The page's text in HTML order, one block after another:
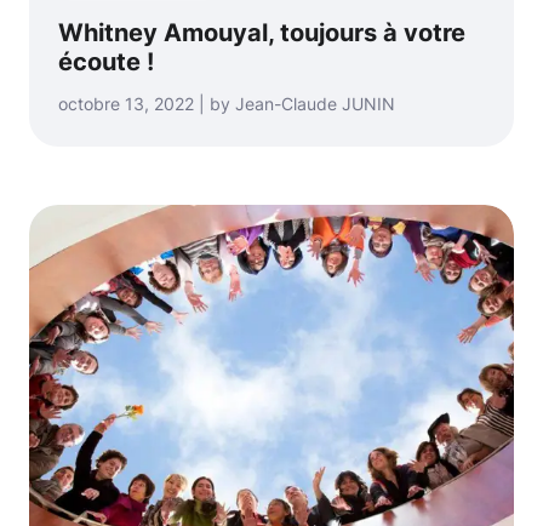
Whitney Amouyal, toujours à votre
écoute !
octobre 13, 2022 | by Jean-Claude JUNIN